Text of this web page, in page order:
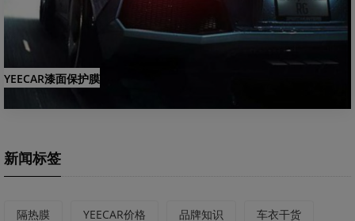
YEECAR漆面保护膜
新闻标签
隔热膜 YEECAR价格 品牌知识 车衣干货